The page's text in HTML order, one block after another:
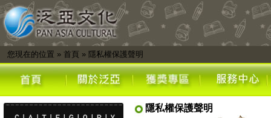
您現在的位置 » 首頁 » 隱私權保護聲明
隱私權保護聲明